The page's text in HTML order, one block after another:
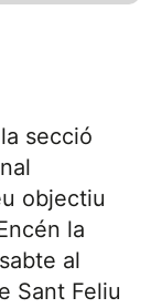
secció
objectiu
la
al
Sant Feliu